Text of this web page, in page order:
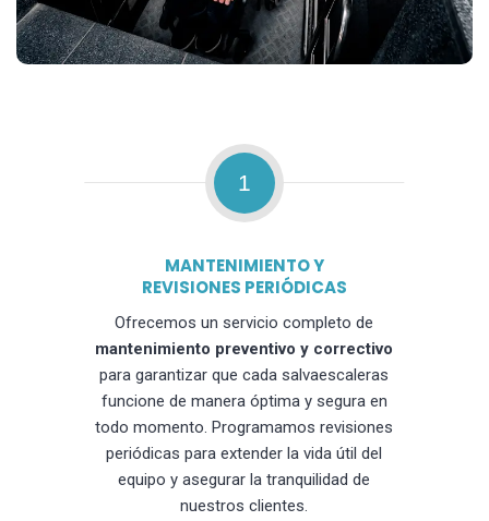
1
MANTENIMIENTO Y
REVISIONES PERIÓDICAS
Ofrecemos un servicio completo de
mantenimiento preventivo y correctivo
para garantizar que cada salvaescaleras
funcione de manera óptima y segura en
todo momento. Programamos revisiones
periódicas para extender la vida útil del
equipo y asegurar la tranquilidad de
nuestros clientes.